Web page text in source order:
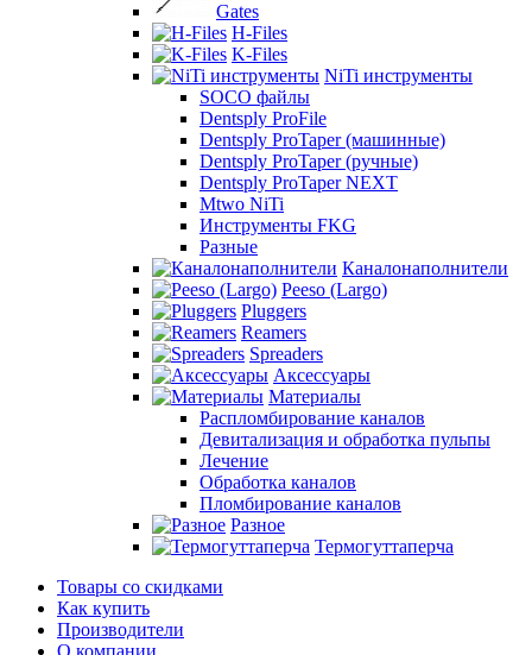
Gates
H-Files
K-Files
NiTi инструменты
SOCO файлы
Dentsply ProFile
Dentsply ProTaper (машинные)
Dentsply ProTaper (ручные)
Dentsply ProTaper NEXT
Mtwo NiTi
Инструменты FKG
Разные
Каналонаполнители
Peeso (Largo)
Pluggers
Reamers
Spreaders
Аксессуары
Материалы
Распломбирование каналов
Девитализация и обработка пульпы
Лечение
Обработка каналов
Пломбирование каналов
Разное
Термогуттаперча
Товары со скидками
Как купить
Производители
О компании